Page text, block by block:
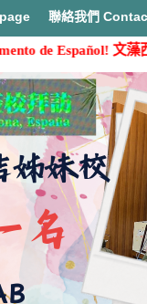
聯絡我們
de Español!文藻西文系